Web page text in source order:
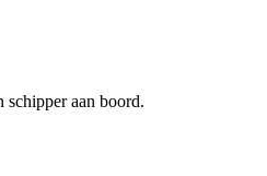
schipper aan boord.